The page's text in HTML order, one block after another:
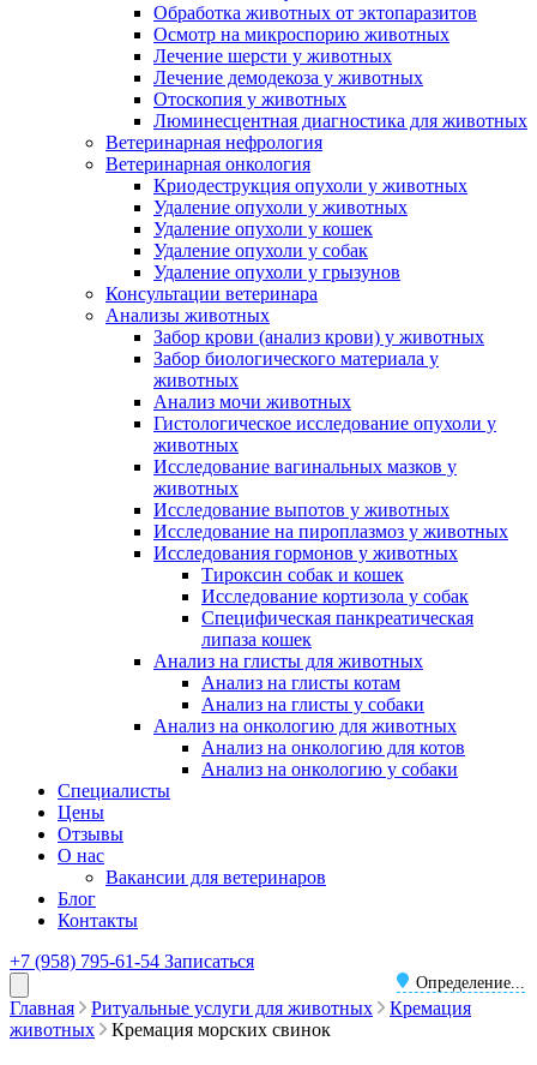
Обработка животных от эктопаразитов
Осмотр на микроспорию животных
Лечение шерсти у животных
Лечение демодекоза у животных
Отоскопия у животных
Люминесцентная диагностика для животных
Ветеринарная нефрология
Ветеринарная онкология
Криодеструкция опухоли у животных
Удаление опухоли у животных
Удаление опухоли у кошек
Удаление опухоли у собак
Удаление опухоли у грызунов
Консультации ветеринара
Анализы животных
Забор крови (анализ крови) у животных
Забор биологического материала у
животных
Анализ мочи животных
Гистологическое исследование опухоли у
животных
Исследование вагинальных мазков у
животных
Исследование выпотов у животных
Исследование на пироплазмоз у животных
Исследования гормонов у животных
Тироксин собак и кошек
Исследование кортизола у собак
Специфическая панкреатическая
липаза кошек
Анализ на глисты для животных
Анализ на глисты котам
Анализ на глисты у собаки
Анализ на онкологию для животных
Анализ на онкологию для котов
Анализ на онкологию у собаки
Специалисты
Цены
Отзывы
О нас
Вакансии для ветеринаров
Блог
Контакты
+7 (958) 795-61-54
Определение...
Записаться
Главная Ритуальные услуги для животных
Кремация
животных
Кремация морских свинок